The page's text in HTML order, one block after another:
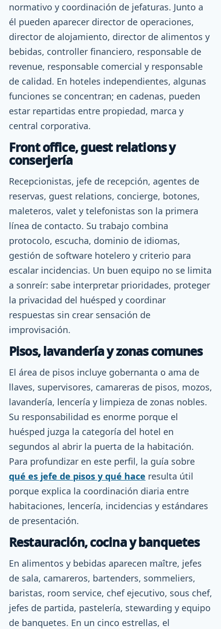
normativo y coordinación de jefaturas. Junto a
él pueden aparecer director de operaciones,
director de alojamiento, director de alimentos y
bebidas, controller financiero, responsable de
revenue, responsable comercial y responsable
de calidad. En hoteles independientes, algunas
funciones se concentran; en cadenas, pueden
estar repartidas entre propiedad, marca y
central corporativa.
Front office, guest relations y
conserjería
Recepcionistas, jefe de recepción, agentes de
reservas, guest relations, concierge, botones,
maleteros, valet y telefonistas son la primera
línea de contacto. Su trabajo combina
protocolo, escucha, dominio de idiomas,
gestión de software hotelero y criterio para
escalar incidencias. Un buen equipo no se limita
a sonreír: sabe interpretar prioridades, proteger
la privacidad del huésped y coordinar
respuestas sin crear sensación de
improvisación.
Pisos, lavandería y zonas comunes
El área de pisos incluye gobernanta o ama de
llaves, supervisores, camareras de pisos, mozos,
lavandería, lencería y limpieza de zonas nobles.
Su responsabilidad es enorme porque el
huésped juzga la categoría del hotel en
segundos al abrir la puerta de la habitación.
Para profundizar en este perfil, la guía sobre
qué es jefe de pisos y qué hace resulta útil
porque explica la coordinación diaria entre
habitaciones, lencería, incidencias y estándares
de presentación.
Restauración, cocina y banquetes
En alimentos y bebidas aparecen maître, jefes
de sala, camareros, bartenders, sommeliers,
baristas, room service, chef ejecutivo, sous chef,
jefes de partida, pastelería, stewarding y equipo
de banquetes. En un cinco estrellas, el